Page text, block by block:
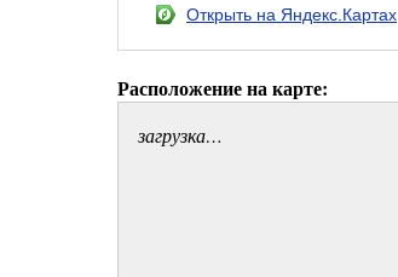
Открыть на Яндекс.Картах
Расположение на карте:
загрузка…